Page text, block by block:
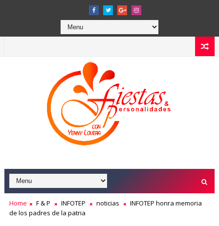
Home F & P INFOTEP noticias
INFOTEP honra memoria
de los padres de la patria